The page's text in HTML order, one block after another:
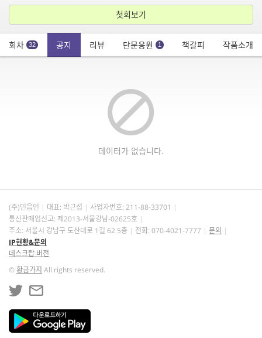
첫회보기
회차 32 공지 리뷰 단문응원 1 책갈피 작품소개
데이터가 없습니다.
(주)민음인 대표: 박근섭 사업자번호: 211-88-33701
통신판매업신고: 제2013-서울강남-02625호
주소: 서울시 강남구 도산대로 1길 62 5층
전화: 070-4021-7777
문의
IP현황&문의
데스크탑 버전
©황금가지 All rights reserved.